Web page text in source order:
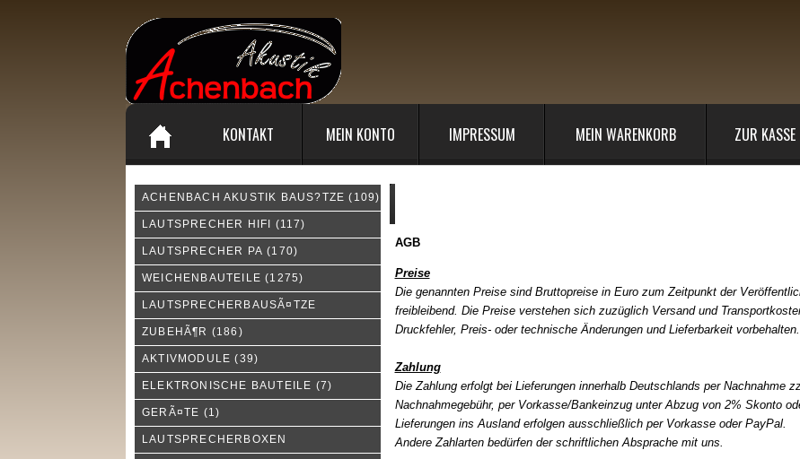
KONTAKT MEIN KONTO IMPRESSUM MEIN WARENKORB ZUR KASSE
ACHENBACH AKUSTIK BAUS?TZE (109)
LAUTSPRECHER HIFI (117)
LAUTSPRECHER PA (170)
WEICHENBAUTEILE (1275)
LAUTSPRECHERBAUSÃ¤TZE
ZUBEHÃ¶R (186)
AKTIVMODULE (39)
ELEKTRONISCHE BAUTEILE (7)
GERÃ¤TE (1)
LAUTSPRECHERBOXEN
AGB
Preise
Die genannten Preise sind Bruttopreise in Euro zum Zeitpunkt der
freibleibend. Die Preise verstehen sich zuzüglich Versand und
Druckfehler, Preis- oder technische Änderungen und Lieferbarkeit vorbehalten.
Zahlung
Die Zahlung erfolgt bei Lieferungen innerhalb Deutschlands per Nachnahme
Nachnahmegebühr, per Vorkasse/Bankeinzug unter Abzug von 2% Skonto
Lieferungen ins Ausland erfolgen ausschließlich per Vorkasse oder PayPal.
Andere Zahlarten bedürfen der schriftlichen Absprache mit uns.